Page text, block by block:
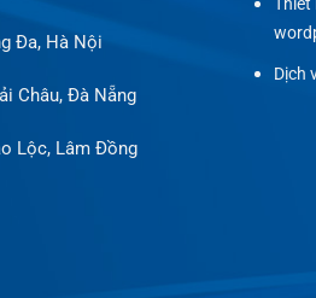
Đa, Hà Nội
Châu, Đà Nẵng
Lộc, Lâm Đồng
Thiết
Dịch